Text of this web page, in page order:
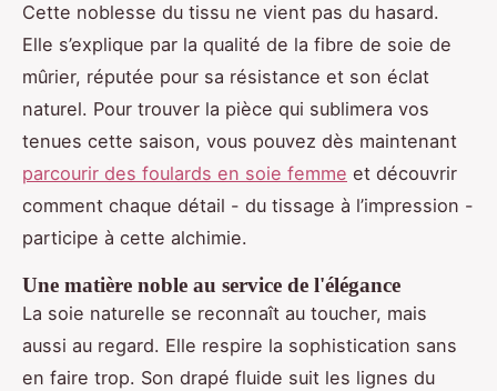
Cette noblesse du tissu ne vient pas du hasard.
Elle s’explique par la qualité de la fibre de soie de
mûrier, réputée pour sa résistance et son éclat
naturel. Pour trouver la pièce qui sublimera vos
tenues cette saison, vous pouvez dès maintenant
parcourir des foulards en soie femme et découvrir
comment chaque détail - du tissage à l’impression -
participe à cette alchimie.
Une matière noble au service de l'élégance
La soie naturelle se reconnaît au toucher, mais
aussi au regard. Elle respire la sophistication sans
en faire trop. Son drapé fluide suit les lignes du